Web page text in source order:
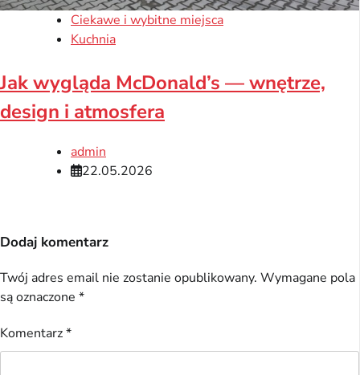
Ciekawe i wybitne miejsca
Kuchnia
Jak wygląda McDonald’s — wnętrze,
design i atmosfera
admin
22.05.2026
Dodaj komentarz
Twój adres email nie zostanie opublikowany. Wymagane pola
są oznaczone *
Komentarz*